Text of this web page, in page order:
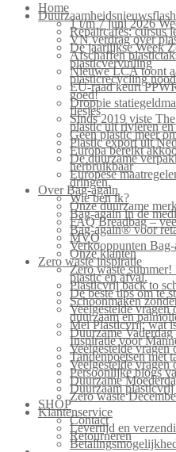
Home
Duurzaamheidsnieuwsflash
1 t/m 7 juni 2026
Repaircafés: cursus
VN verdrag over
De jaarlijkse Week
Afschaffen
plasticvervuiling
Nieuwe LCA toont
plasticrecycling
EU-raad keurt
goed!
Droppie
flesjes
Sinds 2019 viste
plastic uit rivieren en
Geen plastic meer
Plastic export uit
Europa bereikt
De duurzame
herbruikbaar
Europese
dringen.
Over Bag-again
Wie ben ik?
Onze duurzame
Bag-again in de
FAQ Breadbag –
Bag-again® voor
MVO
Verkooppunten Bag-
Onze klanten
Zero waste inspiratie
Zero waste
plastic en afval.
Plasticvrij back to
De beste tips om te
Schoonmaken
Veelgestelde vragen
duurzaam en
Mei Plasticvrij: wat
Duurzame Vaderdag
Inspiratie voor
Veelgestelde vragen
Tandenpoetsen met
Veelgestelde vragen
Persoonlijke blogs
Duurzame
Duurzaam
Zero waste
SHOP
Klantenservice
Contact
Levertijd en
Retourneren